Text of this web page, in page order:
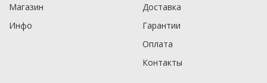
Магазин
Инфо
Доставка
Гарантии
Оплата
Контакты